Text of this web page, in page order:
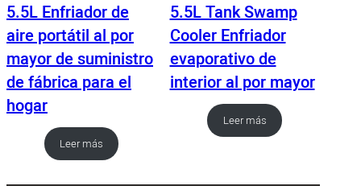
5.5L Enfriador de
aire portátil al por
mayor de suministro
de fábrica para el
hogar
Leer más
5.5L Tank Swamp
Cooler Enfriador
evaporativo de
interior al por mayor
Leer más